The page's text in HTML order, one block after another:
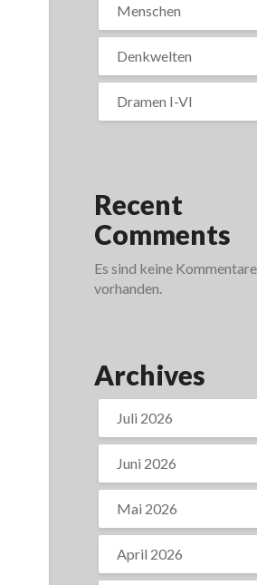
Menschen
Denkwelten
Dramen I-VI
Recent
Comments
Es sind keine Kommentare
vorhanden.
Archives
Juli 2026
Juni 2026
Mai 2026
April 2026